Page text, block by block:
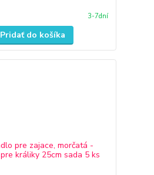
3-7dní
Pridať do košíka